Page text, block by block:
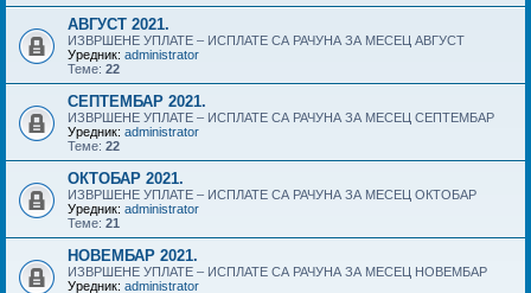
АВГУСТ 2021.
ИЗВРШЕНЕ УПЛАТЕ – ИСПЛАТЕ СА РАЧУНА ЗА МЕСЕЦ АВГУСТ
Уредник: administrator
Теме: 22
СЕПТЕМБАР 2021.
ИЗВРШЕНЕ УПЛАТЕ – ИСПЛАТЕ СА РАЧУНА ЗА МЕСЕЦ СЕПТЕМБАР
Уредник: administrator
Теме: 22
ОКТОБАР 2021.
ИЗВРШЕНЕ УПЛАТЕ – ИСПЛАТЕ СА РАЧУНА ЗА МЕСЕЦ ОКТОБАР
Уредник: administrator
Теме: 21
НОВЕМБАР 2021.
ИЗВРШЕНЕ УПЛАТЕ – ИСПЛАТЕ СА РАЧУНА ЗА МЕСЕЦ НОВЕМБАР
Уредник: administrator